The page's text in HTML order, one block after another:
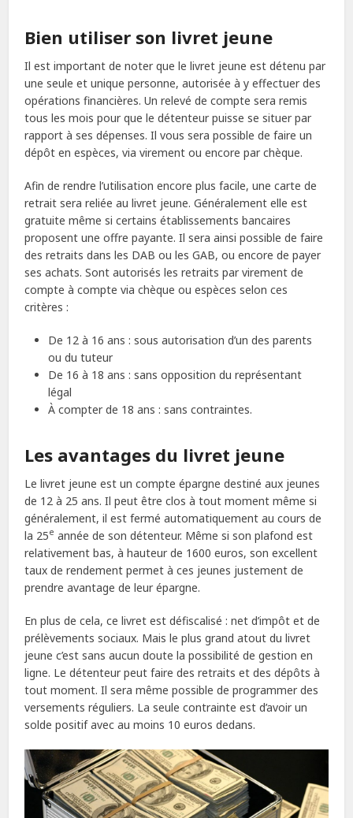
Bien utiliser son livret jeune
Il est important de noter que le livret jeune est détenu par
une seule et unique personne, autorisée à y effectuer des
opérations financières. Un relevé de compte sera remis
tous les mois pour que le détenteur puisse se situer par
rapport à ses dépenses. Il vous sera possible de faire un
dépôt en espèces, via virement ou encore par chèque.
Afin de rendre l’utilisation encore plus facile, une carte de
retrait sera reliée au livret jeune. Généralement elle est
gratuite même si certains établissements bancaires
proposent une offre payante. Il sera ainsi possible de faire
des retraits dans les DAB ou les GAB, ou encore de payer
ses achats. Sont autorisés les retraits par virement de
compte à compte via chèque ou espèces selon ces
critères :
De 12 à 16 ans : sous autorisation d’un des parents
ou du tuteur
De 16 à 18 ans : sans opposition du représentant
légal
À compter de 18 ans : sans contraintes.
Les avantages du livret jeune
Le livret jeune est un compte épargne destiné aux jeunes
de 12 à 25 ans. Il peut être clos à tout moment même si
généralement, il est fermé automatiquement au cours de
la 25e année de son détenteur. Même si son plafond est
relativement bas, à hauteur de 1600 euros, son excellent
taux de rendement permet à ces jeunes justement de
prendre avantage de leur épargne.
En plus de cela, ce livret est défiscalisé : net d’impôt et de
prélèvements sociaux. Mais le plus grand atout du livret
jeune c’est sans aucun doute la possibilité de gestion en
ligne. Le détenteur peut faire des retraits et des dépôts à
tout moment. Il sera même possible de programmer des
versements réguliers. La seule contrainte est d’avoir un
solde positif avec au moins 10 euros dedans.